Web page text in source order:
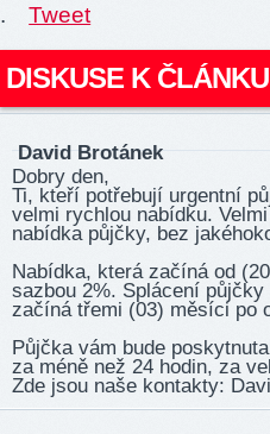
. Tweet
DISKUSE K ČLÁNKU
David Brotánek
Dobry den,
Ti, kteří potřebují urgentní
velmi rychlou nabídku.
nabídka půjčky, bez
Nabídka, která začíná od
sazbou 2%. Splácení
začíná třemi (03) měsíci po
Půjčka vám bude
za méně než 24 hodin, za
Zde jsou naše kontakty: